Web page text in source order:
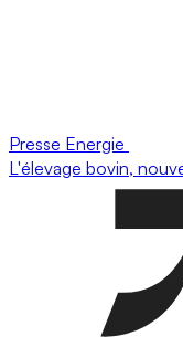
Presse Energie
L'élevage bovin,